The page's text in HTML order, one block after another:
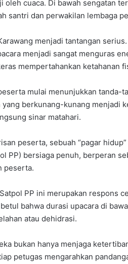
oleh cuaca. Di bawah sengatan
santri dan perwakilan lembaga
menjadi tantangan
menjadi sangat menguras
mempertahankan ketahanan
mulai menunjukkan tanda-
yang berkunang-kunang menjadi
sinar matahari.
peserta, sebuah “pagar
PP) bersiaga penuh, berperan
peserta.
PP ini merupakan respons
bahwa durasi upacara di
atau dehidrasi.
bukan hanya menjaga
petugas mengarahkan